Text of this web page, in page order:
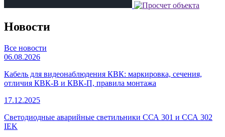
Новости
Все новости
06.08.2026
Кабель для видеонаблюдения КВК: маркировка, сечения,
отличия КВК-В и КВК-П, правила монтажа
17.12.2025
Светодиодные аварийные светильники ССА 301 и ССА 302
IEK